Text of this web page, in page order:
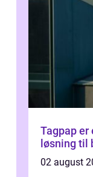
Tagpap er
løsning til
02 august